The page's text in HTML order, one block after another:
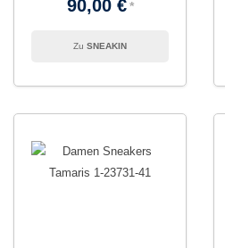
90,00 €
SNEAKIN